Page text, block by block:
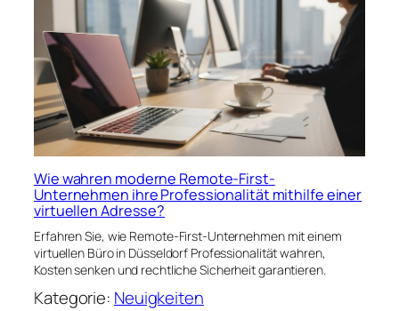
Wie wahren moderne Remote-First-
Unternehmen ihre Professionalität mithilfe einer
virtuellen Adresse?
Erfahren Sie, wie Remote-First-Unternehmen mit einem
virtuellen Büro in Düsseldorf Professionalität wahren,
Kosten senken und rechtliche Sicherheit garantieren.
Kategorie: Neuigkeiten